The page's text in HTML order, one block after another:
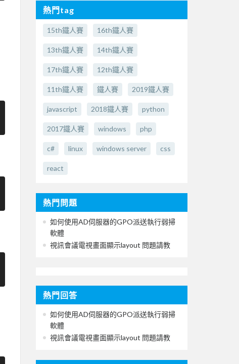
熱門tag
15th鐵人賽 16th鐵人賽
13th鐵人賽 14th鐵人賽
17th鐵人賽 12th鐵人賽
11th鐵人賽 鐵人賽 2019鐵人賽
javascript 2018鐵人賽 python
2017鐵人賽 windows php
c# linux windows server css
react
熱門問題
如何使用AD伺服器的GPO派送執行弱掃
軟體
視訊會議電視畫面顯示layout 問題請教
熱門回答
如何使用AD伺服器的GPO派送執行弱掃
軟體
視訊會議電視畫面顯示layout 問題請教